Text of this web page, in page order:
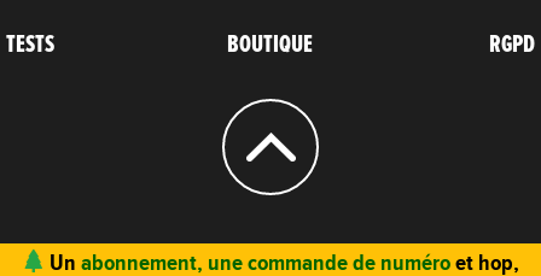
TESTS BOUTIQUE RGPD
© 2004 - 2026 CARNETS D’AVENTURES
Un abonnement, une commande de numéroet hop,